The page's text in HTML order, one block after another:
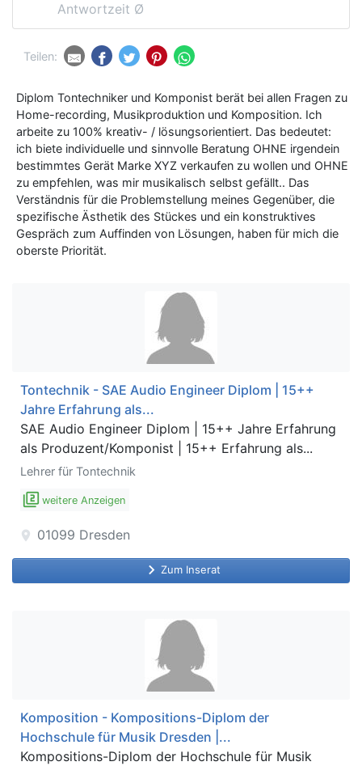
Antwortzeit Ø
Teilen:
Diplom Tontechniker und Komponist berät bei allen Fragen zu
Home-recording, Musikproduktion und Komposition. Ich
arbeite zu 100% kreativ- / lösungsorientiert. Das bedeutet:
ich biete individuelle und sinnvolle Beratung OHNE irgendein
bestimmtes Gerät Marke XYZ verkaufen zu wollen und OHNE
zu empfehlen, was mir musikalisch selbst gefällt.. Das
Verständnis für die Problemstellung meines Gegenüber, die
spezifische Ästhetik des Stückes und ein konstruktives
Gespräch zum Auffinden von Lösungen, haben für mich die
oberste Priorität.
Tontechnik - SAE Audio Engineer Diplom | 15++
Jahre Erfahrung als...
SAE Audio Engineer Diplom | 15++ Jahre Erfahrung
als Produzent/Komponist | 15++ Erfahrung als...
Lehrer für Tontechnik
filter_2 weitere Anzeigen
location_on 01099 Dresden
keyboard_arrow_right Zum Inserat
Komposition - Kompositions-Diplom der
Hochschule für Musik Dresden |...
Kompositions-Diplom der Hochschule für Musik